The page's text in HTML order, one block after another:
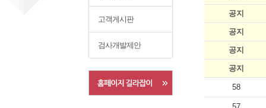
고객게시판
검사개발제안
공지
공지
공지
공지
58